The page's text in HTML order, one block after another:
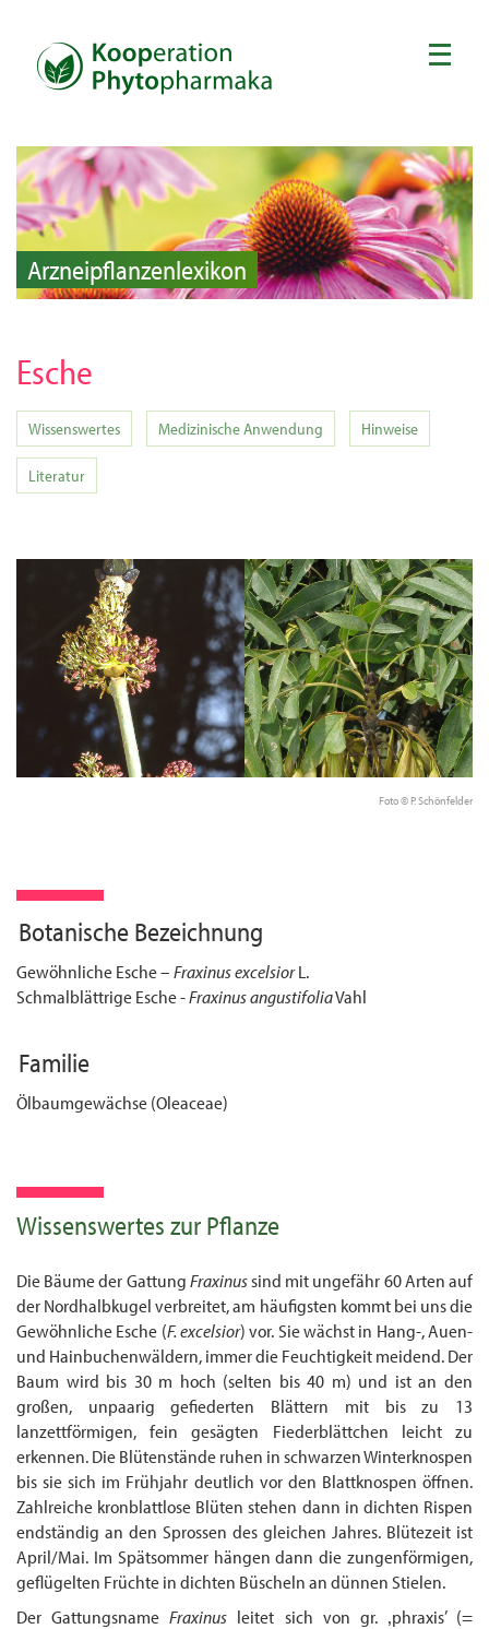
Arzneipflanzenlexikon
Esche
Wissenswertes Medizinische Anwendung Hinweise
Literatur
Foto © P. Schönfelder
Botanische Bezeichnung
Gewöhnliche Esche –Fraxinus excelsiorL.
Schmalblättrige Esche -Fraxinus angustifoliaVahl
Familie
Ölbaumgewächse (Oleaceae)
Wissenswertes zur Pflanze
Die Bäume der GattungFraxinussind mit ungefähr 60 Arten auf
der Nordhalbkugel verbreitet, am häufigsten kommt bei uns die
Gewöhnliche Esche (F. excelsior) vor. Sie wächst in Hang-, Auen-
und Hainbuchen­wäldern, immer die Feuchtigkeit meidend. Der
Baum wird bis 30 m hoch (selten bis 40 m) und ist an den
großen, unpaarig gefiederten Blättern mit bis zu 13
lanzettförmigen, fein gesägten Fiederblättchen leicht zu
erkennen. Die Blütenstände ruhen in schwarzen Winterknospen
bis sie sich im Frühjahr deutlich vor den Blattknospen öffnen.
Zahlreiche kronblattlose Blüten stehen dann in dichten Rispen
endständig an den Sprossen des gleichen Jahres. Blütezeit ist
April/Mai. Im Spätsommer hängen dann die zungenförmigen,
geflügelten Früchte in dichten Büscheln an dünnen Stielen.
Der GattungsnameFraxinus leitet sich von gr. ‚phraxis’ (=